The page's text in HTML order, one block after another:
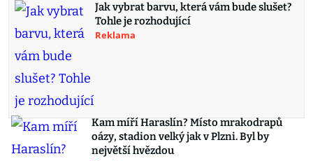
Jak vybrat barvu, která vám bude slušet?
Tohle je rozhodující
Reklama
Kam míří Haraslín? Místo mrakodrapů
oázy, stadion velký jak v Plzni. Byl by
největší hvězdou